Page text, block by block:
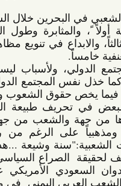
حقوق الشعوب وحقوق
اليمني  في مواجهة آلة